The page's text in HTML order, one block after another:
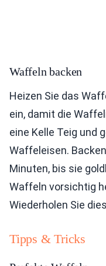
Waffeln backen
Heizen Sie das
ein, damit die
eine Kelle Teig und
Waffeleisen.
Minuten, bis sie
Waffeln vorsichtig
Wiederholen Sie
Tipps & Tricks